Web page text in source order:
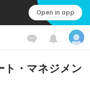
Open in app
ト・マネジメン